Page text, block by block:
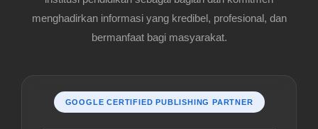
menghadirkan informasi yang kredibel, profesional, dan
bermanfaat bagi masyarakat.
GOOGLE CERTIFIED PUBLISHING PARTNER